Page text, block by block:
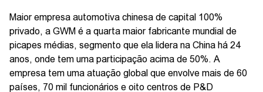
Maior empresa automotiva chinesa de capital 100%
privado, a GWM é a quarta maior fabricante mundial de
picapes médias, segmento que ela lidera na China há 24
anos, onde tem uma participação acima de 50%. A
empresa tem uma atuação global que envolve mais de 60
países, 70 mil funcionários e oito centros de P&D